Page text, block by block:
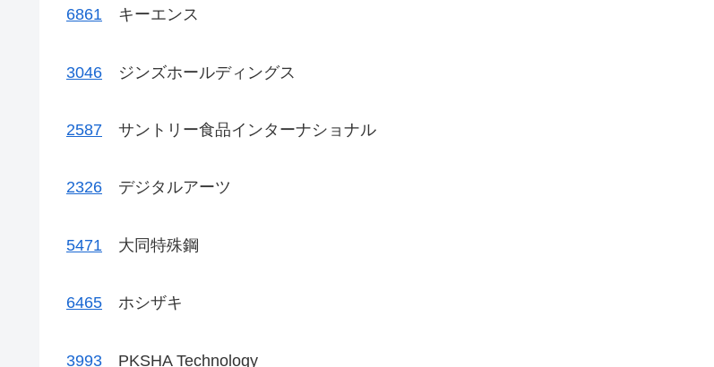
6861 キーエンス
3046 ジンズホールディングス
2587 サントリー食品インターナショナル
2326 デジタルアーツ
5471 大同特殊鋼
6465 ホシザキ
3993 PKSHA Technology